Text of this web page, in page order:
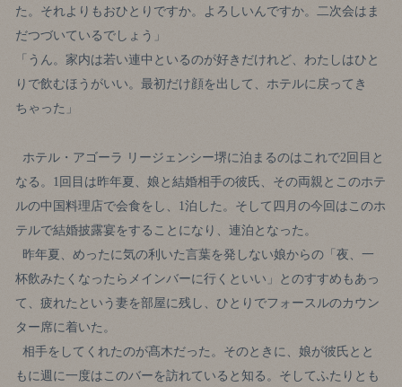
た。それよりもおひとりですか。よろしいんですか。二次会はま
だつづいているでしょう」
「うん。家内は若い連中といるのが好きだけれど、わたしはひと
りで飲むほうがいい。最初だけ顔を出して、ホテルに戻ってき
ちゃった」
ホテル・アゴーラ リージェンシー堺に泊まるのはこれで2回目と
なる。1回目は昨年夏、娘と結婚相手の彼氏、その両親とこのホテ
ルの中国料理店で会食をし、1泊した。そして四月の今回はこのホ
テルで結婚披露宴をすることになり、連泊となった。
昨年夏、めったに気の利いた言葉を発しない娘からの「夜、一
杯飲みたくなったらメインバーに行くといい」とのすすめもあっ
て、疲れたという妻を部屋に残し、ひとりでフォースルのカウン
ター席に着いた。
相手をしてくれたのが髙木だった。そのときに、娘が彼氏とと
もに週に一度はこのバーを訪れていると知る。そしてふたりとも